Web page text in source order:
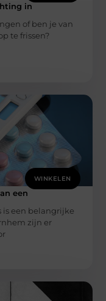
in
of ben je van
te frissen?
WINKELEN
een
is een belangrijke
zijn er